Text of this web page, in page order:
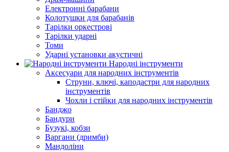
Електронні барабани
Колотушки для барабанів
Тарілки оркестрові
Тарілки ударні
Томи
Ударні установки акустичні
Народні інструменти
Аксесуари для народних інструментів
Струни, ключі, каподастри для народних
інструментів
Чохли і стійки для народних інструментів
Банджо
Бандури
Бузукі, кобзи
Варгани (дримби)
Мандоліни